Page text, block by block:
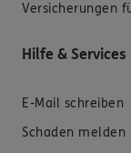
Versicherungen
Hilfe & Services
E-Mail schreiben
Schaden melden